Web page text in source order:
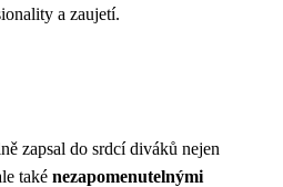
a zaujetí.
zapsal do srdcí diváků nejen
také nezapomenutelnými